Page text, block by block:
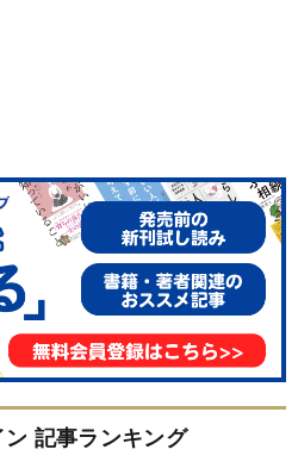
記事ランキング